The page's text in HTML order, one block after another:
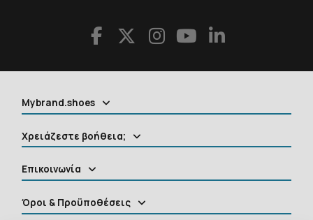
Mybrand.shoes
Χρειάζεστε βοήθεια;
Επικοινωνία
Όροι & Προϋποθέσεις